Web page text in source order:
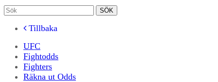
Tillbaka
UFC
Fightodds
Fighters
Räkna ut Odds